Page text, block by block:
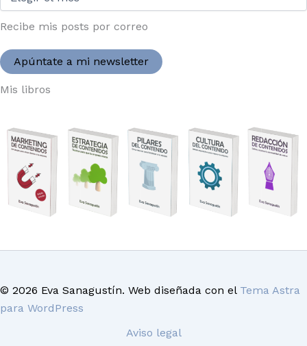
2004:
Recibe mis posts por correo
Apúntate a mi newsletter
Mis libros
© 2026 Eva Sanagustín. Web diseñada con el Tema Astra
para WordPress
Aviso legal